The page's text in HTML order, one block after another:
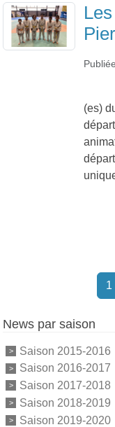
Ce
(es)
1
News par saison
Saison 2015-2016
Saison 2016-2017
Saison 2017-2018
Saison 2018-2019
Saison 2019-2020